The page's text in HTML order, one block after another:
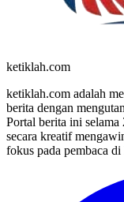
ketiklah.com
ketiklah.com adalah
berita dengan
Portal berita ini selama
secara kreatif
fokus pada pembaca